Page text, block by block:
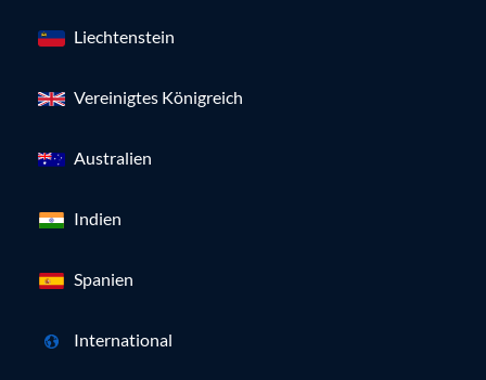
Liechtenstein
Vereinigtes Königreich
Australien
Indien
Spanien
International